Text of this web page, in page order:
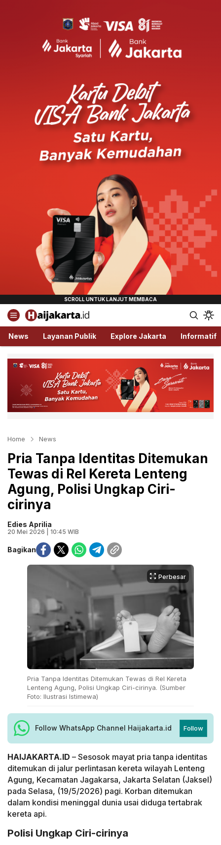
Haijakarta.id
Semua Tentang Jakarta Ada Disini!
News Layanan Publik Explore Jakarta Informatif
Home News
Pria Tanpa Identitas Ditemukan
Tewas di Rel Kereta Lenteng
Agung, Polisi Ungkap Ciri-
cirinya
Edies Aprilia
20 Mei 2026 | 10:45 WIB
Bagikan
Perbesar
Pria Tanpa Identitas Ditemukan Tewas di Rel Kereta
Lenteng Agung, Polisi Ungkap Ciri-cirinya. (Sumber
Foto: Ilustrasi Istimewa)
Follow WhatsApp Channel Haijakarta.id Follow
HAIJAKARTA.ID – Sesosok mayat pria tanpa identitas
ditemukan di jalur perlintasan kereta wilayah Lenteng
Agung, Kecamatan Jagakarsa, Jakarta Selatan (Jaksel)
pada Selasa, (19/5/2026) pagi. Korban ditemukan
dalam kondisi meninggal dunia usai diduga tertabrak
kereta api.
Polisi Ungkap Ciri-cirinya